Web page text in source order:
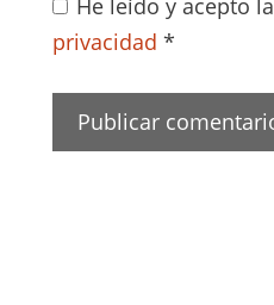
He leído y acepto la
privacidad *